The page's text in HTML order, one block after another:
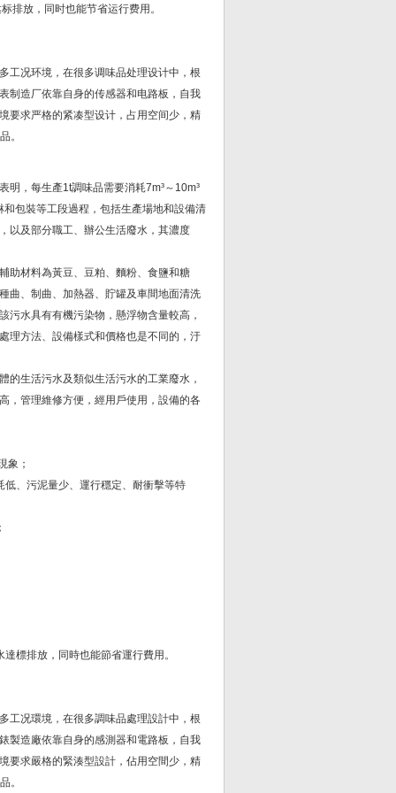
排放，同时也能节省运行费用。
工况环境，在很多调味品处理设计中，根
制造厂依靠自身的传感器和电路板，自我
要求严格的紧凑型设计，占用空间少，精
。
明，每生產1t調味品需要消耗7m³～10m³
包裝等工段過程，包括生產場地和設備清
以及部分職工、辦公生活廢水，其濃度
助材料為黃豆、豆粕、麵粉、食鹽和糖
曲、制曲、加熱器、貯罐及車間地面清洗
污水具有有機污染物，懸浮物含量較高，
理方法、設備樣式和價格也是不同的，汙
的生活污水及類似生活污水的工業廢水，
，管理維修方便，經用戶使用，設備的各
象；
、污泥量少、運行穩定、耐衝擊等特
標排放，同時也能節省運行費用。
工况環境，在很多調味品處理設計中，根
製造廠依靠自身的感測器和電路板，自我
要求嚴格的緊湊型設計，佔用空間少，精
。